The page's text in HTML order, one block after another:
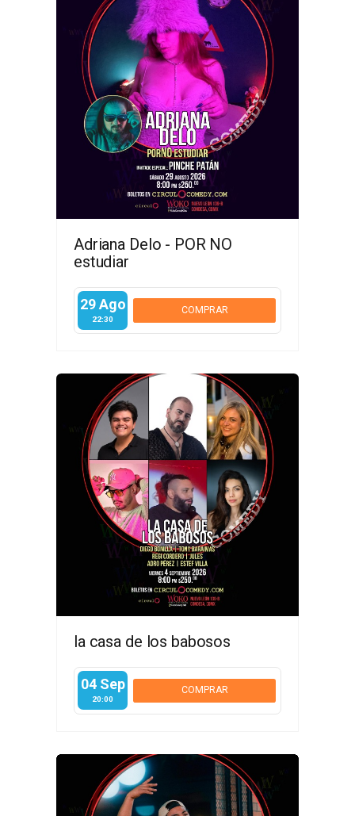
Adriana Delo - POR NO
estudiar
29 Ago
22:30
COMPRAR
la casa de los babosos
04 Sep
20:00
COMPRAR